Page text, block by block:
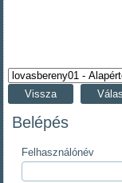
Vissza
Belépés
Felhasználónév